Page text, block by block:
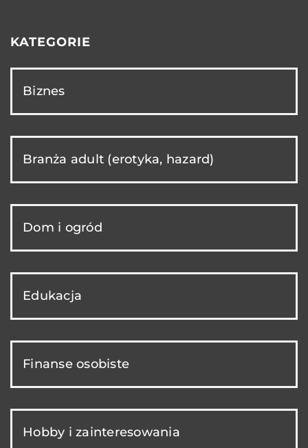
KATEGORIE
Biznes
Branża adult (erotyka, hazard)
Dom i ogród
Edukacja
Finanse osobiste
Hobby i zainteresowania